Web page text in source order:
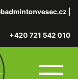
+420 721 542 010